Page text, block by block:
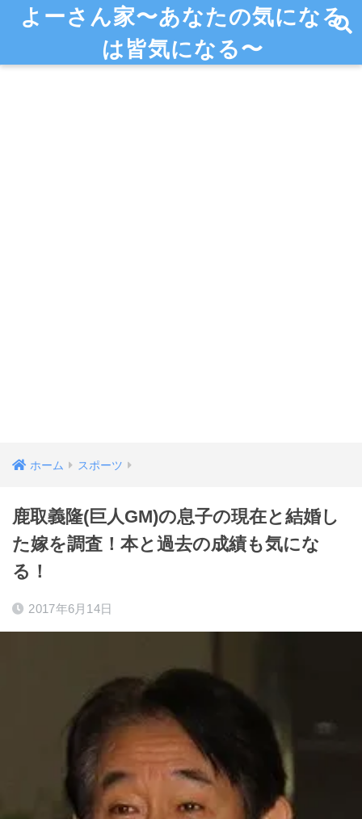
よーさん家〜あなたの気になる
は皆気になる〜
ホーム スポーツ
鹿取義隆(巨人GM)の息子の現在と結婚し
た嫁を調査！本と過去の成績も気にな
る！
2017年6月14日